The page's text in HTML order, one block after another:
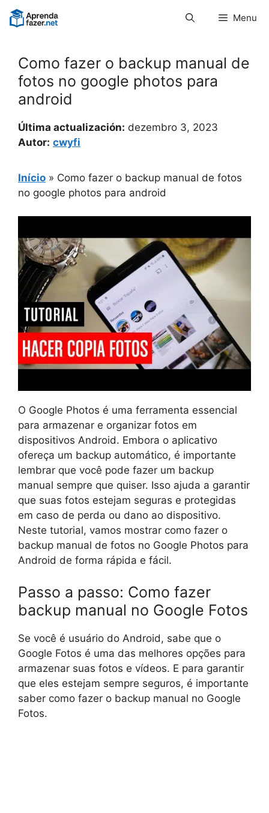
Pular
para
Menu
Como fazer o backup manual de
fotos no google photos para
android
Última actualización: dezembro 3, 2023
Autor: cwyfi
Início » Como fazer o backup manual de fotos
no google photos para android
O Google Photos é uma ferramenta essencial
para armazenar e organizar fotos em
dispositivos Android. Embora o aplicativo
ofereça um backup automático, é importante
lembrar que você pode fazer um backup
manual sempre que quiser. Isso ajuda a garantir
que suas fotos estejam seguras e protegidas
em caso de perda ou dano ao dispositivo.
Neste tutorial, vamos mostrar como fazer o
backup manual de fotos no Google Photos para
Android de forma rápida e fácil.
Passo a passo: Como fazer
backup manual no Google Fotos
Se você é usuário do Android, sabe que o
Google Fotos é uma das melhores opções para
armazenar suas fotos e vídeos. E para garantir
que eles estejam sempre seguros, é importante
saber como fazer o backup manual no Google
Fotos.